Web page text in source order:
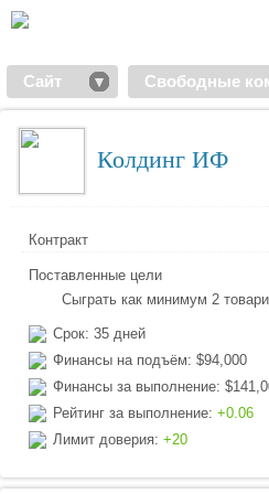
Сайт Свободные
Колдинг ИФ
Контракт
Поставленные цели
Сыграть как минимум 2
Срок: 35 дней
Финансы на подъём: $94,000
Финансы за выполнение:
Рейтинг за выполнение: +0.06
Лимит доверия: +20